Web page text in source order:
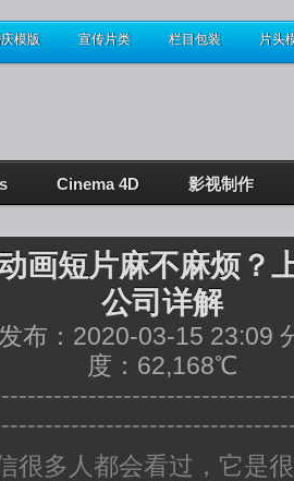
模版 宣传片类 栏目包装 片头
Cinema 4D 影视制作
画短片麻不麻烦？
公司详解
布：2020-03-15 23:09
度：62,168℃
很多人都会看过，它是